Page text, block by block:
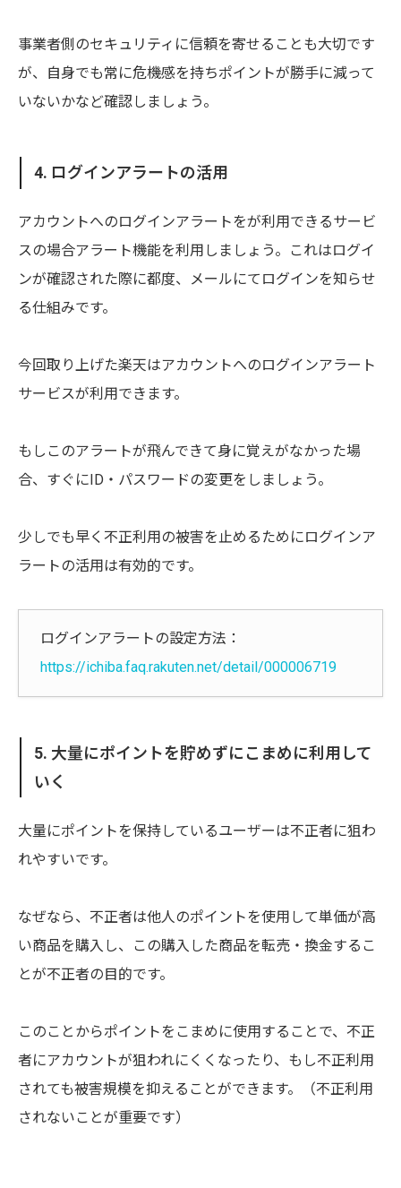
事業者側のセキュリティに信頼を寄せることも大切です
が、自身でも常に危機感を持ちポイントが勝手に減って
いないかなど確認しましょう。
4. ログインアラートの活用
アカウントへのログインアラートをが利用できるサービ
スの場合アラート機能を利用しましょう。これはログイ
ンが確認された際に都度、メールにてログインを知らせ
る仕組みです。
今回取り上げた楽天はアカウントへのログインアラート
サービスが利用できます。
もしこのアラートが飛んできて身に覚えがなかった場
合、すぐにID・パスワードの変更をしましょう。
少しでも早く不正利用の被害を止めるためにログインア
ラートの活用は有効的です。
ログインアラートの設定方法：
https://ichiba.faq.rakuten.net/detail/000006719
5. 大量にポイントを貯めずにこまめに利用して
いく
大量にポイントを保持しているユーザーは不正者に狙わ
れやすいです。
なぜなら、不正者は他人のポイントを使用して単価が高
い商品を購入し、この購入した商品を転売・換金するこ
とが不正者の目的です。
このことからポイントをこまめに使用することで、不正
者にアカウントが狙われにくくなったり、もし不正利用
されても被害規模を抑えることができます。（不正利用
されないことが重要です）